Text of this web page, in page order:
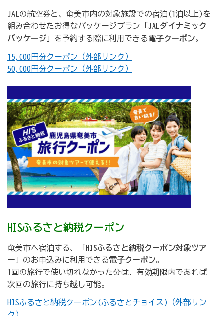
JALの航空券と、奄美市内の対象施設での宿泊(1泊以上)を
組み合わせたお得なパッケージプラン「 JALダイナミック
パッケージ 」を予約する際に利用できる電子クーポン。
15,000円分クーポン（外部リンク）
50,000円分クーポン（外部リンク）
HISふるさと納税クーポン
奄美市へ宿泊する、「HISふるさと納税クーポン対象ツア
ー 」のお申込みに利用できる電子クーポン。
1回の旅行で使い切れなかった分は、有効期限内であれば
次回の旅行に持ち越し可能。
HISふるさと納税クーポン(ふるさとチョイス)（外部リン